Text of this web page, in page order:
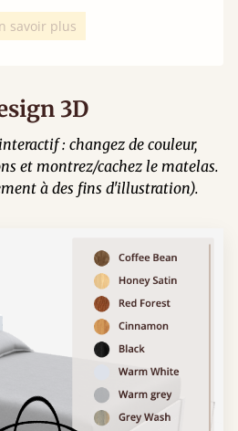
savoir plus
3D
: changez de couleur,
et montrez/cachez le matelas.
à des fins d'illustration).